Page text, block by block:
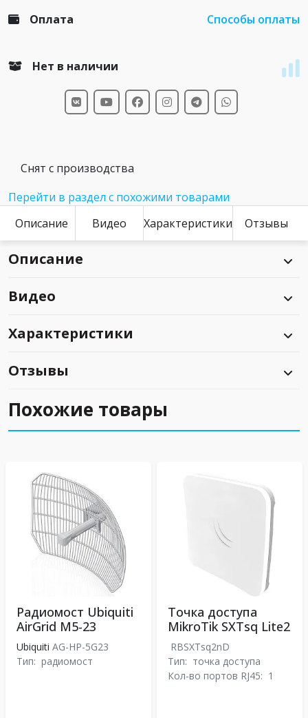
Оплата Способы оплаты
Нет в наличии
Снят с производства
Перейти в раздел с похожими товарами
Описание
Видео Характеристики Отзывы
Описание
Видео
Характеристики
Отзывы
Похожие товары
Радиомост Ubiquiti
AirGrid M5-23
Ubiquiti AG-HP-5G23
Тип: радиомост
Точка доступа
MikroTik SXTsq Lite2
RBSXTsq2nD
Тип: точка доступа
Кол-во портов RJ45: 1